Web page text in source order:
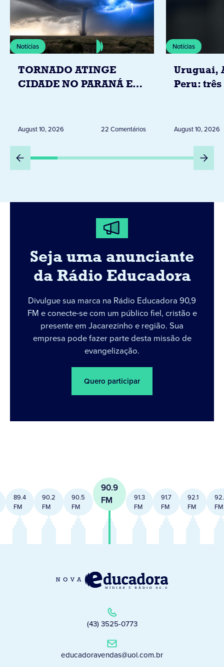
Notícias
TORNADO ATINGE
CIDADE NO PARANÁ E
RURAL
August 10, 2026 22 Comentários
Notícias
Uruguai,
Peru: três
August 10, 2026
Seja uma anunciante
da Rádio Educadora
Divulgue sua marca na Rádio Educadora 90,9
FM e conecte-se com um público fiel, cristão e
presente em Jacarezinho e região. Sua
empresa pode fazer parte desta missão de
evangelização.
Quero participar
89.4
FM
90.2
FM
90.5
FM
90.9
FM
91.3
FM
91.7
FM
92.1
FM
FM
(43) 3525-0773
educadoravendas@uol.com.br